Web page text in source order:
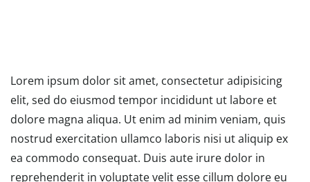
Lorem ipsum dolor sit amet, consectetur adipisicing
elit, sed do eiusmod tempor incididunt ut labore et
dolore magna aliqua. Ut enim ad minim veniam, quis
nostrud exercitation ullamco laboris nisi ut aliquip ex
ea commodo consequat. Duis aute irure dolor in
reprehenderit in voluptate velit esse cillum dolore eu